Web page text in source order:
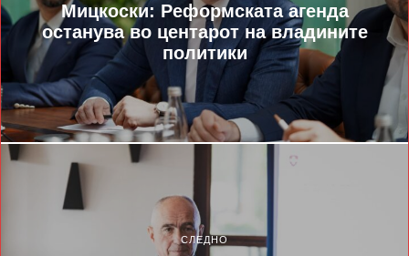
Мицкоски: Реформската агенда
останува во центарот на владините
политики
СЛЕДНО